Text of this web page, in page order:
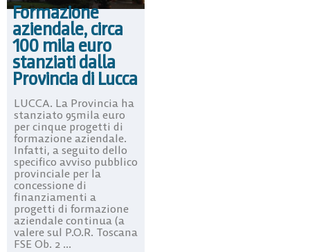
Formazione
aziendale, circa
100 mila euro
stanziati dalla
Provincia di Lucca
LUCCA. La Provincia ha
stanziato 95mila euro
per cinque progetti di
formazione aziendale.
Infatti, a seguito dello
specifico avviso pubblico
provinciale per la
concessione di
finanziamenti a
progetti di formazione
aziendale continua (a
valere sul P.O.R. Toscana
FSE Ob. 2 ...